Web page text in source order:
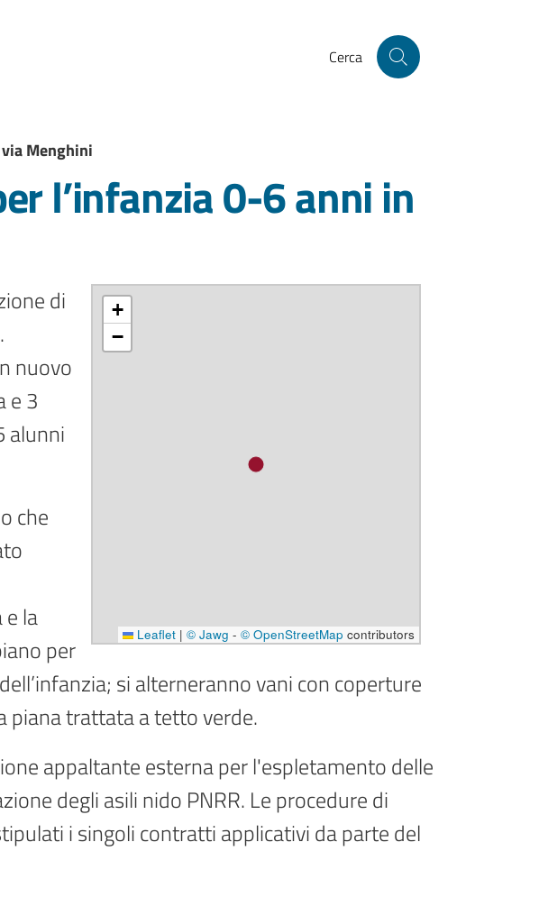
Cerca
Menghini
l’infanzia 0-6 anni in
+
−
Leaflet | © Jawg -© OpenStreetMap contributors
di
nuovo
e 3
alunni
che
la
per
si alterneranno vani con coperture
piana trattata a tetto verde.
appaltante esterna per l'espletamento delle
degli asili nido PNRR. Le procedure di
i singoli contratti applicativi da parte del